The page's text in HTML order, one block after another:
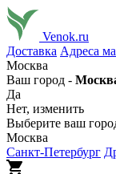
Venok.ru
Доставка Адреса
Москва
Ваш город -
Да
Нет, изменить
Выберите ваш
Москва
Санкт-Петербург